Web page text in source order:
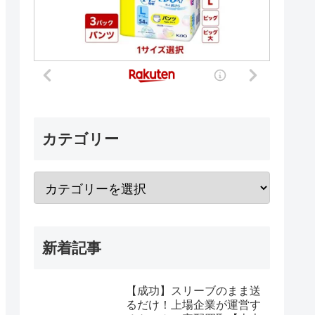
カテゴリー
新着記事
【成功】スリーブのまま送
るだけ！上場企業が運営す